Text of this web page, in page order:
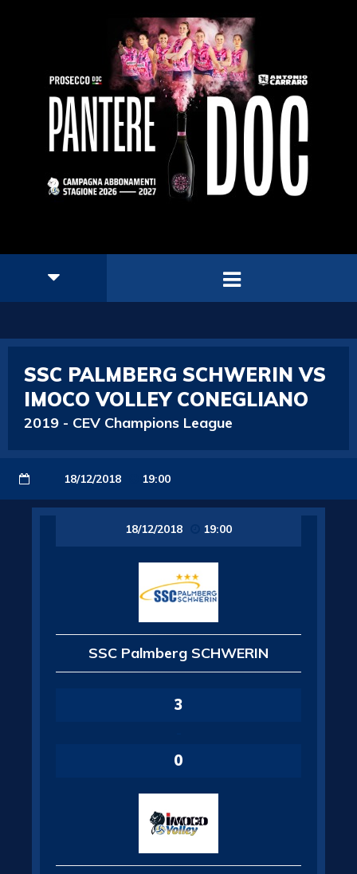
SSC PALMBERG SCHWERIN VS
IMOCO VOLLEY CONEGLIANO
2019 - CEV Champions League
18/12/2018 19:00
18/12/2018 19:00
SSC Palmberg SCHWERIN
3
0